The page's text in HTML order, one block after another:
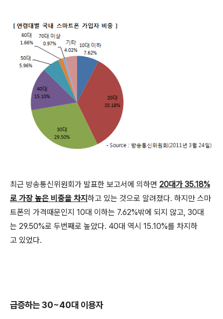
최근 방송통신위원회가 발표한 보고서에 의하면 20대가 35.18%
로 가장 높은 비중을 차지 하고 있는 것으로 알려졌다. 하지만 스마
트폰의 가격때문인지 10대 이하는 7.62%밖에 되지 않고, 30대
는 29.50%로 두번째로 높았다. 40대 역시 15.10%를 차지하
고 있었다.
급증하는 30~40대 이용자